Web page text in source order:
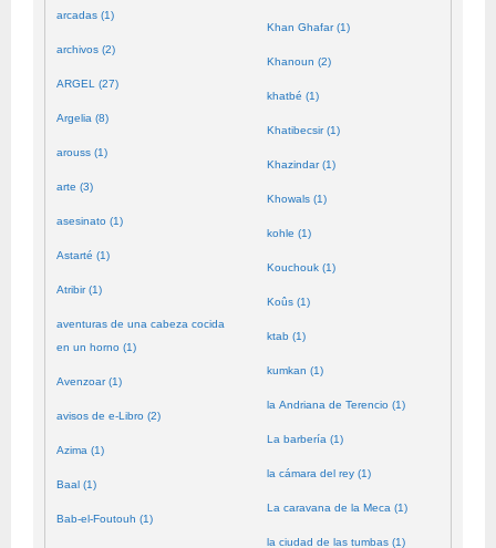
arcadas (1)
archivos (2)
ARGEL (27)
Argelia (8)
arouss (1)
arte (3)
asesinato (1)
Astarté (1)
Atribir (1)
aventuras de una cabeza cocida
en un horno (1)
Avenzoar (1)
avisos de e-Libro (2)
Azima (1)
Baal (1)
Bab-el-Foutouh (1)
Khan Ghafar (1)
Khanoun (2)
khatbé (1)
Khatibecsir (1)
Khazindar (1)
Khowals (1)
kohle (1)
Kouchouk (1)
Koûs (1)
ktab (1)
kumkan (1)
la Andriana de Terencio (1)
La barbería (1)
la cámara del rey (1)
La caravana de la Meca (1)
la ciudad de las tumbas (1)